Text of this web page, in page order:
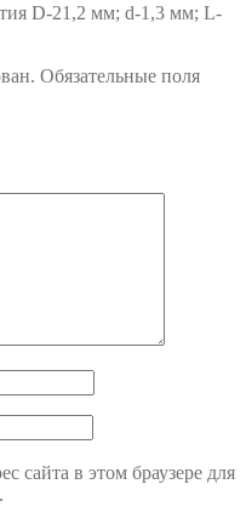
D-21,2 мм; d-1,3 мм; L-
Обязательные поля
сайта в этом браузере для